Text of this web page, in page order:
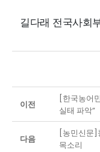
길다래 전국사회
이전
[한국농어
실태 파악”
다음
[농민신문]
목소리